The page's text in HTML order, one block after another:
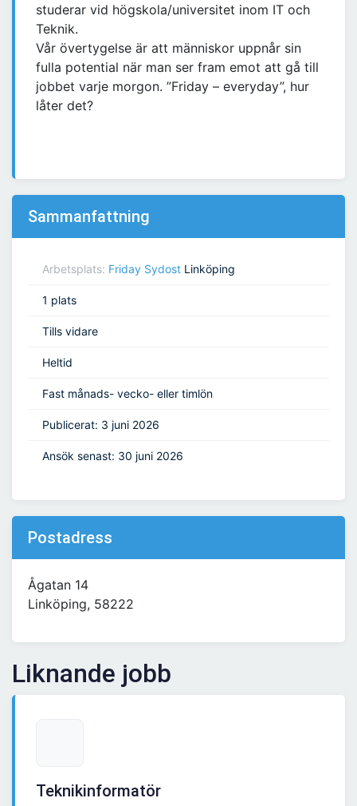
studerar vid högskola/universitet inom IT och
Teknik.
Vår övertygelse är att människor uppnår sin
fulla potential när man ser fram emot att gå till
jobbet varje morgon. ”Friday – everyday”, hur
låter det?
Sammanfattning
Arbetsplats: Friday Sydost Linköping
1 plats
Tills vidare
Heltid
Fast månads- vecko- eller timlön
Publicerat: 3 juni 2026
Ansök senast: 30 juni 2026
Postadress
Ågatan 14
Linköping, 58222
Liknande jobb
Teknikinformatör